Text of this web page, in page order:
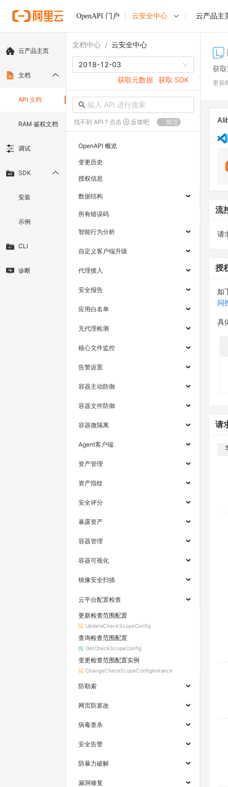
OpenAPI 门户 云安全中心 云产品主
云产品主页
文档
API 文档
RAM 鉴权文档
调试
SDK
安装
示例
CLI
诊断
文档中心 / 云安全中心
2018-12-03
获取元数据 获取 SDK
找不到 API ? 点击 反馈吧 简洁
OpenAPI 概览
变更历史
授权信息
数据结构
所有错误码
智能行为分析
自定义客户端升级
代理接入
安全报告
应用白名单
无代理检测
核心文件监控
告警设置
容器主动防御
容器文件防御
容器微隔离
Agent客户端
资产管理
资产指纹
安全评分
暴露资产
容器管理
容器可视化
镜像安全扫描
云平台配置检查
更新检查范围配置
UpdateCheckScopeConfig
查询检查范围配置
GetCheckScopeConfig
变更检查范围配置实例
ChangeCheckScopeConfigInstance
防勒索
网页防篡改
病毒查杀
安全告警
防暴力破解
漏洞修复
获
更新
流
请
授
如
问
具
请